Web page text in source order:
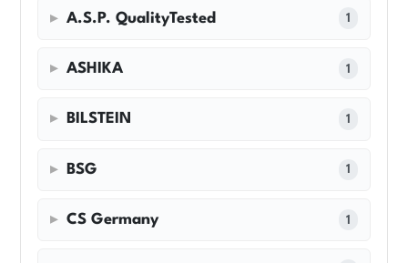
A.S.P. QualityTested 1
ASHIKA 1
BILSTEIN 1
BSG 1
CS Germany 1